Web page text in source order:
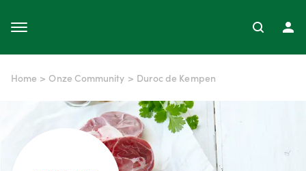
Home > Onze Community > Duroc de Kempen